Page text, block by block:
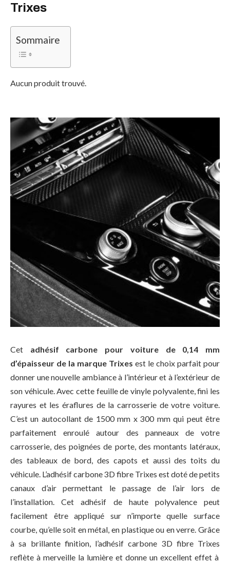
Trixes
Sommaire
Aucun produit trouvé.
Cet adhésif carbone pour voiture de 0,14 mm
d’épaisseur de la marque Trixes est le choix parfait pour
donner une nouvelle ambiance à l’intérieur et à l’extérieur de
son véhicule. Avec cette feuille de vinyle polyvalente, fini les
rayures et les éraflures de la carrosserie de votre voiture.
C’est un autocollant de 1500 mm x 300 mm qui peut être
parfaitement enroulé autour des panneaux de votre
carrosserie, des poignées de porte, des montants latéraux,
des tableaux de bord, des capots et aussi des toits du
véhicule. L’adhésifcarbone 3D fibre Trixes est doté de petits
canaux d’air permettant le passage de l’air lors de
l’installation. Cet adhésif de haute polyvalence peut
facilement être appliqué sur n’importe quelle surface
courbe, qu’elle soit en métal, en plastique ou en verre. Grâce
à sa brillante finition, l’adhésifcarbone 3D fibre Trixes
reflète à merveille la lumière et donne un excellent effet à